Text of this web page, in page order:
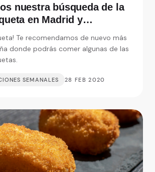
nuestra búsqueda de la
en Madrid y
Te recomendamos de nuevo más
donde podrás comer algunas de las
SEMANALES 28 FEB 2020